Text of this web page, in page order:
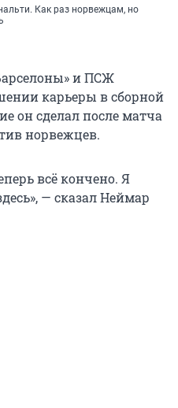
Как раз норвежцам, но
и ПСЖ
карьеры в сборной
он сделал после матча
норвежцев.
всё кончено. Я
— сказал Неймар